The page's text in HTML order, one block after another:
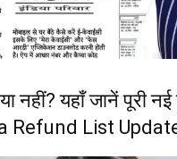
नहीं? यहाँ जानें पूरी नई
Refund List